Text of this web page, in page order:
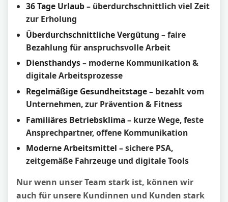
36 Tage Urlaub– überdurchschnittlich viel Zeit
zur Erholung
Überdurchschnittliche Vergütung – faire
Bezahlung für anspruchsvolle Arbeit
Diensthandys– moderne Kommunikation &
digitale Arbeitsprozesse
Regelmäßige Gesundheitstage– bezahlt vom
Unternehmen, zur Prävention & Fitness
Familiäres Betriebsklima– kurze Wege, feste
Ansprechpartner, offene Kommunikation
Moderne Arbeitsmittel – sichere PSA,
zeitgemäße Fahrzeuge und digitale Tools
Nur wenn unser Team stark ist, können wir
auch für unsere Kundinnen und Kunden stark